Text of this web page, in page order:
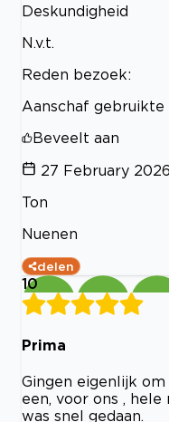
Deskundigheid
N.v.t.
Reden bezoek:
Aanschaf gebruikte
Beveelt aan
27 February 2026
Ton
Nuenen
delen
10
Prima
Gingen eigenlijk
een, voor ons ,
was snel gedaan.